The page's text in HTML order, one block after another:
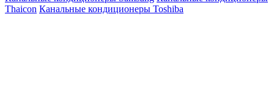
Thaicon Канальные кондиционеры Toshiba